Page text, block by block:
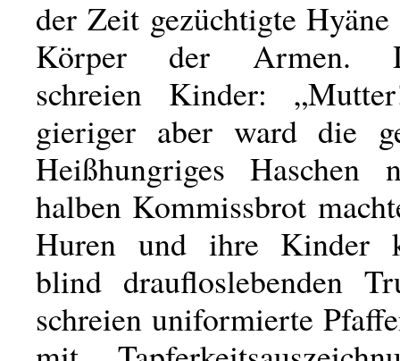
der Zeit gezüchtigte
Körper der Armen.
schreien Kinder:
gieriger aber ward die
Heißhungriges Haschen
halben Kommissbrot
Huren und ihre Kinder
blind draufloslebenden
schreien uniformierte